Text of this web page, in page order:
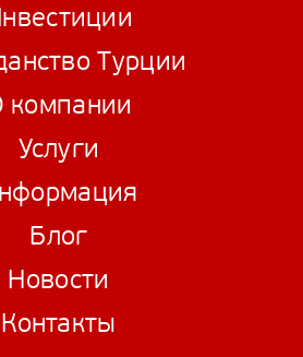
Турции
компании
Услуги
Блог
Новости
Контакты